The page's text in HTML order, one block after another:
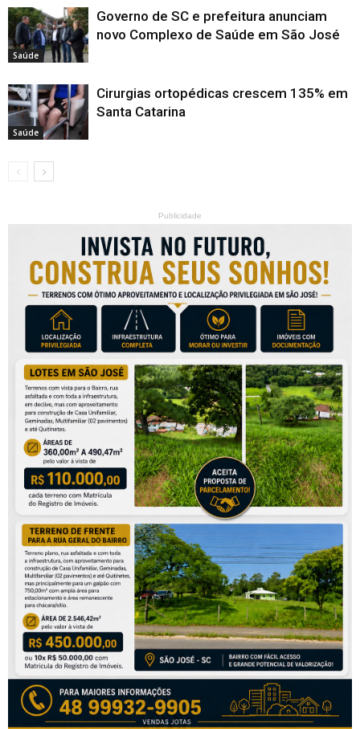
Saúde
Governo de SC e prefeitura anunciam
novo Complexo de Saúde em São José
Saúde
Cirurgias ortopédicas crescem 135% em
Santa Catarina
Publicidade